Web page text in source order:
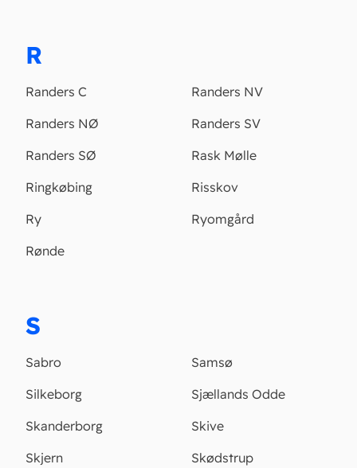
R
Randers C
Randers NV
Randers NØ
Randers SV
Randers SØ
Rask Mølle
Ringkøbing
Risskov
Ry
Ryomgård
Rønde
S
Sabro
Samsø
Silkeborg
Sjællands Odde
Skanderborg
Skive
Skjern
Skødstrup